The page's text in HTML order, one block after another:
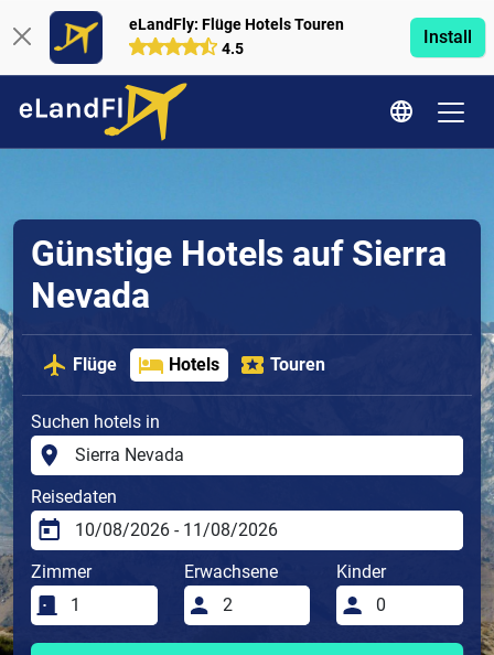
eLandFly: Flüge Hotels Touren
4.5
Install
Günstige Hotels auf Sierra
Nevada
Flüge Hotels Touren
Suchen hotels in
Reisedaten
Zimmer Erwachsene Kinder